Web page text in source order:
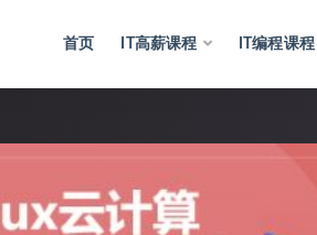
首页 IT高薪课程 IT编程课程